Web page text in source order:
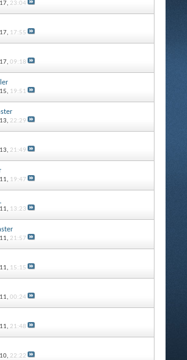
23:04
17:55
09:18
19:51
22:29
21:49
19:47
13:23
21:57
15:15
00:24
21:48
22:22